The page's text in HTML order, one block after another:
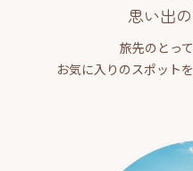
思い出
旅先のとっ
お気に入りのスポット